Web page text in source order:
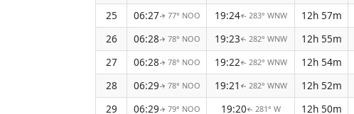
25
06:27↑ 77° NOO 19:24↑ 283° WNW 12h 57m
26
06:28↑ 78° NOO 19:23↑ 282° WNW 12h 55m
27
06:28↑ 78° NOO 19:22↑ 282° WNW 12h 54m
28
06:29↑ 78° NOO 19:21 ↑ 282° WNW 12h 52m
29
06:29↑ 79° NOO 19:20↑ 281° W 12h 50m